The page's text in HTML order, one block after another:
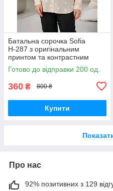
Батальна сорочка Sofia
Н-287 з оригінальним
принтом та контрастним
оздобленням
Готово до відправки 200 од.
360 ₴ 800 ₴
Купити
Про нас
92% позитивних з 129